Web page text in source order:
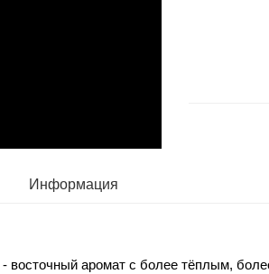
Информация
- восточный аромат с более тёплым,